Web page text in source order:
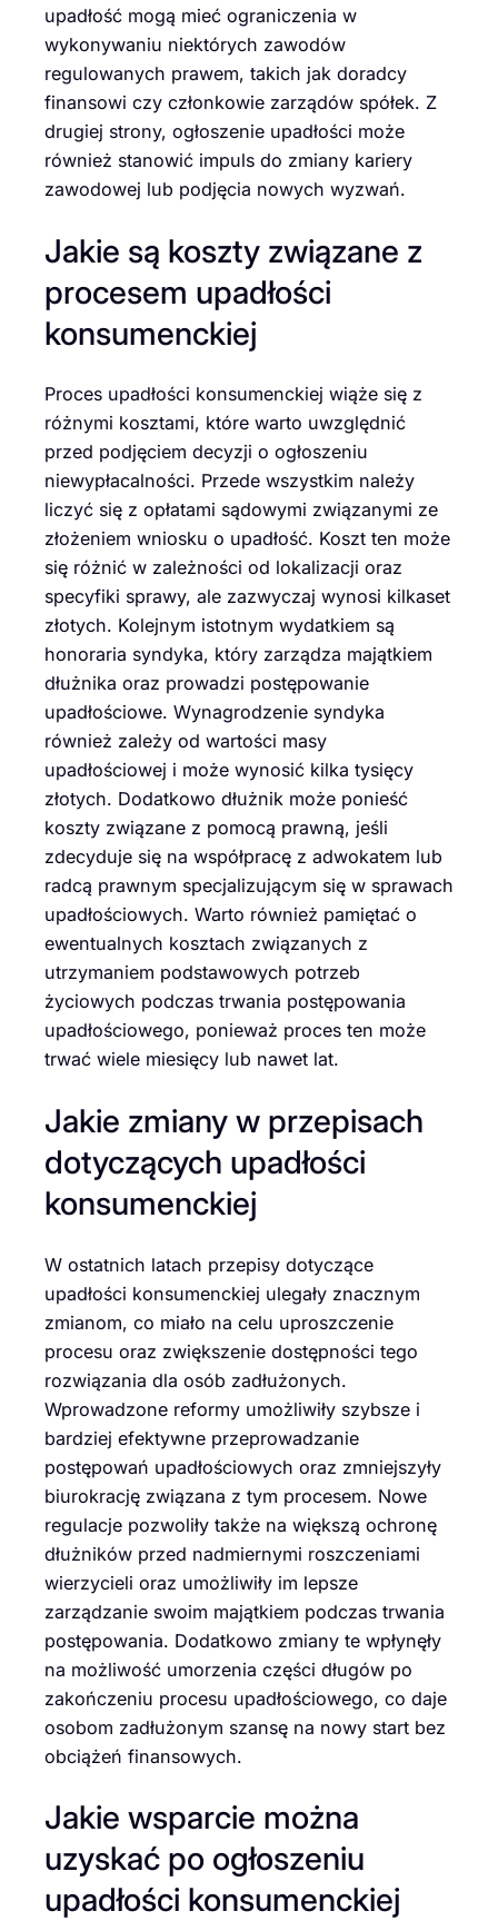
upadłość mogą mieć ograniczenia w
wykonywaniu niektórych zawodów
regulowanych prawem, takich jak doradcy
finansowi czy członkowie zarządów spółek. Z
drugiej strony, ogłoszenie upadłości może
również stanowić impuls do zmiany kariery
zawodowej lub podjęcia nowych wyzwań.
Jakie są koszty związane z
procesem upadłości
konsumenckiej
Proces upadłości konsumenckiej wiąże się z
różnymi kosztami, które warto uwzględnić
przed podjęciem decyzji o ogłoszeniu
niewypłacalności. Przede wszystkim należy
liczyć się z opłatami sądowymi związanymi ze
złożeniem wniosku o upadłość. Koszt ten może
się różnić w zależności od lokalizacji oraz
specyfiki sprawy, ale zazwyczaj wynosi kilkaset
złotych. Kolejnym istotnym wydatkiem są
honoraria syndyka, który zarządza majątkiem
dłużnika oraz prowadzi postępowanie
upadłościowe. Wynagrodzenie syndyka
również zależy od wartości masy
upadłościowej i może wynosić kilka tysięcy
złotych. Dodatkowo dłużnik może ponieść
koszty związane z pomocą prawną, jeśli
zdecyduje się na współpracę z adwokatem lub
radcą prawnym specjalizującym się w sprawach
upadłościowych. Warto również pamiętać o
ewentualnych kosztach związanych z
utrzymaniem podstawowych potrzeb
życiowych podczas trwania postępowania
upadłościowego, ponieważ proces ten może
trwać wiele miesięcy lub nawet lat.
Jakie zmiany w przepisach
dotyczących upadłości
konsumenckiej
W ostatnich latach przepisy dotyczące
upadłości konsumenckiej ulegały znacznym
zmianom, co miało na celu uproszczenie
procesu oraz zwiększenie dostępności tego
rozwiązania dla osób zadłużonych.
Wprowadzone reformy umożliwiły szybsze i
bardziej efektywne przeprowadzanie
postępowań upadłościowych oraz zmniejszyły
biurokrację związana z tym procesem. Nowe
regulacje pozwoliły także na większą ochronę
dłużników przed nadmiernymi roszczeniami
wierzycieli oraz umożliwiły im lepsze
zarządzanie swoim majątkiem podczas trwania
postępowania. Dodatkowo zmiany te wpłynęły
na możliwość umorzenia części długów po
zakończeniu procesu upadłościowego, co daje
osobom zadłużonym szansę na nowy start bez
obciążeń finansowych.
Jakie wsparcie można
uzyskać po ogłoszeniu
upadłości konsumenckiej